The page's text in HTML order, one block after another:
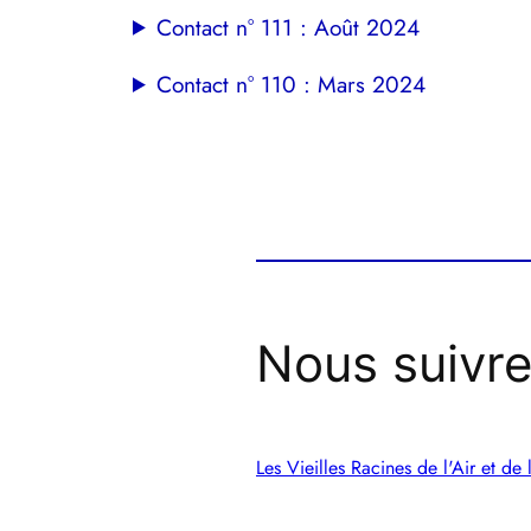
Contact n° 111 : Août 2024
Contact n° 110 : Mars 2024
Nous suivre
Les Vieilles Racines de l'Air et de